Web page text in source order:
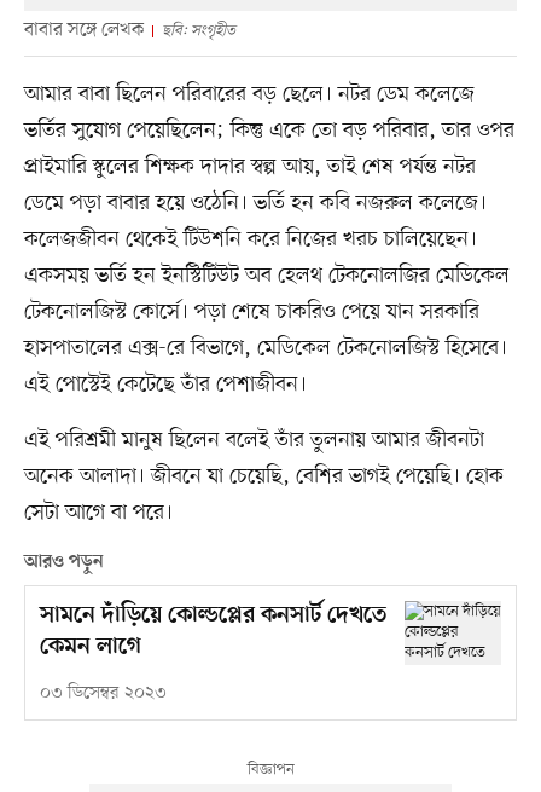
বাবার সঙ্গে লেখক ছবি: সংগৃহীত
আমার বাবা ছিলেন পরিবারের বড় ছেলে। নটর ডেম কলেজে
ভর্তির সুযোগ পেয়েছিলেন; কিন্তু একে তো বড় পরিবার, তার ওপর
প্রাইমারি স্কুলের শিক্ষক দাদার স্বল্প আয়, তাই শেষ পর্যন্ত নটর
ডেমে পড়া বাবার হয়ে ওঠেনি। ভর্তি হন কবি নজরুল কলেজে।
কলেজজীবন থেকেই টিউশনি করে নিজের খরচ চালিয়েছেন।
একসময় ভর্তি হন ইনস্টিটিউট অব হেলথ টেকনোলজির মেডিকেল
টেকনোলজিস্ট কোর্সে। পড়া শেষে চাকরিও পেয়ে যান সরকারি
হাসপাতালের এক্স-রে বিভাগে, মেডিকেল টেকনোলজিস্ট হিসেবে।
এই পোস্টেই কেটেছে তাঁর পেশাজীবন।
এই পরিশ্রমী মানুষ ছিলেন বলেই তাঁর তুলনায় আমার জীবনটা
অনেক আলাদা। জীবনে যা চেয়েছি, বেশির ভাগই পেয়েছি। হোক
সেটা আগে বা পরে।
আরও পড়ুন
সামনে দাঁড়িয়ে কোল্ডপ্লের কনসার্ট দেখতে
কেমন লাগে
০৩ ডিসেম্বর ২০২৩